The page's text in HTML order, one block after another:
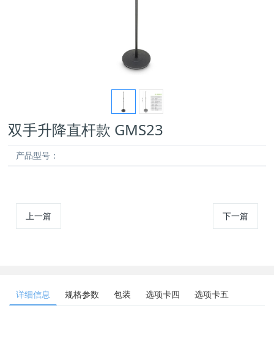
双手升降直杆款 GMS23
产品型号：
上一篇 下一篇
详细信息 规格参数 包装 选项卡四 选项卡五